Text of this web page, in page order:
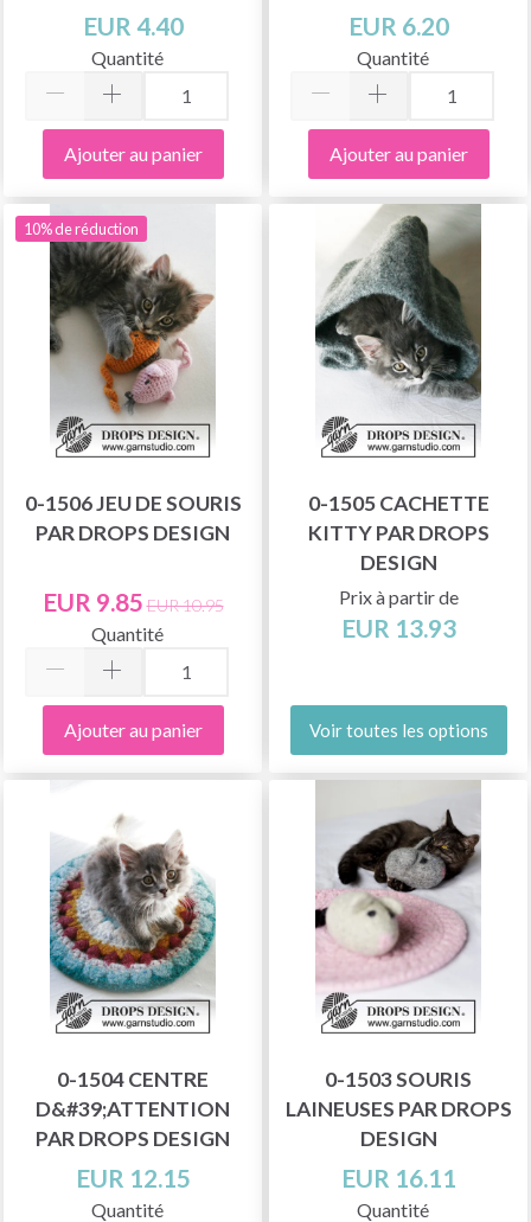
EUR 4.40
Quantité
Ajouter au panier
EUR 6.20
Quantité
Ajouter au panier
10% de réduction
0-1506 JEU DE SOURIS
PAR DROPS DESIGN
EUR 9.85 EUR 10.95
Quantité
Ajouter au panier
0-1505 CACHETTE
KITTY PAR DROPS
DESIGN
Prix à partir de
EUR 13.93
Voir toutes les options
0-1504 CENTRE
D&#39;ATTENTION
PAR DROPS DESIGN
EUR 12.15
Quantité
0-1503 SOURIS
LAINEUSES PAR DROPS
DESIGN
EUR 16.11
Quantité